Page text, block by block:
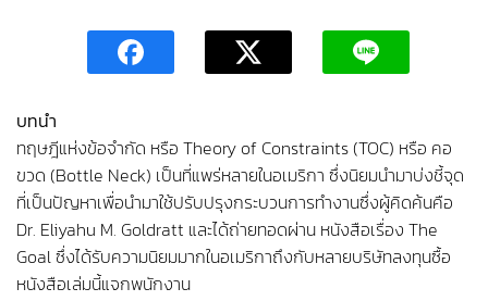
บทนำ
ทฤษฎีแห่งข้อจำกัด หรือ Theory of Constraints (TOC) หรือ คอ
ขวด (Bottle Neck) เป็นที่แพร่หลายในอเมริกา ซึ่งนิยมนำมาบ่งชี้จุด
ที่เป็นปัญหาเพื่อนำมาใช้ปรับปรุงกระบวนการทำงานซึ่งผู้คิดค้นคือ
Dr. Eliyahu M. Goldratt และได้ถ่ายทอดผ่าน หนังสือเรื่อง The
Goal ซึ่งได้รับความนิยมมากในอเมริกาถึงกับหลายบริษัทลงทุนซื้อ
หนังสือเล่มนี้แจกพนักงาน